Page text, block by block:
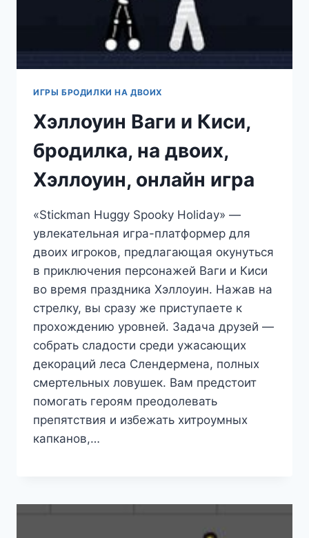
ИГРЫ БРОДИЛКИ НА ДВОИХ
Хэллоуин Ваги и Киси,
бродилка, на двоих,
Хэллоуин, онлайн игра
«Stickman Huggy Spooky Holiday» —
увлекательная игра-платформер для
двоих игроков, предлагающая окунуться
в приключения персонажей Ваги и Киси
во время праздника Хэллоуин. Нажав на
стрелку, вы сразу же приступаете к
прохождению уровней. Задача друзей —
собрать сладости среди ужасающих
декораций леса Слендермена, полных
смертельных ловушек. Вам предстоит
помогать героям преодолевать
препятствия и избежать хитроумных
капканов,…